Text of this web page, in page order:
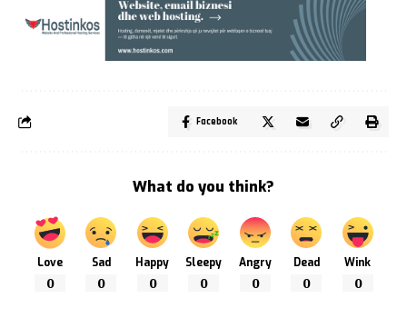
Facebook
What do you think?
Love
0
Sad
0
Happy
0
Sleepy
0
Angry
0
Dead
0
Wink
0